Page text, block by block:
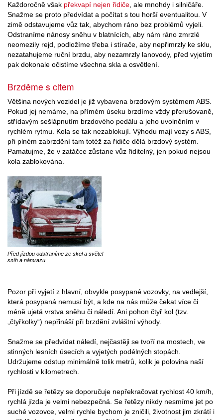
Každoročně však překvapí nejen řidiče , ale mnohdy i silničáře.
Snažme se proto předvídat a počítat s tou horší eventualitou. V
zimě odstavujeme vůz tak, abychom ráno bez problémů vyjeli.
Odstraníme nánosy sněhu v blatnících, aby nám ráno zmrzlé
neomezily rejd, podložíme třeba i stírače, aby nepřimrzly ke sklu,
nezatahujeme ruční brzdu, aby nezamrzly lanovody, před vyjetím
pak dokonale očistíme všechna skla a osvětlení.
Brzděme s citem
Většina nových vozidel je již vybavena brzdovým systémem ABS.
Pokud jej nemáme, na přímém úseku brzdíme vždy přerušovaně,
střídavým sešlápnutím brzdového pedálu a jeho uvolněním v
rychlém rytmu. Kola se tak nezablokují. Výhodu mají vozy s ABS,
při plném zabrzdění tam totéž za řidiče dělá brzdový systém.
Pamatujme, že v zatáčce zůstane vůz řiditelný, jen pokud nejsou
kola zablokována.
Před jízdou odstraníme ze skel a světel
sníh a námrazu
Pozor při vyjetí z hlavní, obvykle posypané vozovky, na vedlejší,
která posypaná nemusí být, a kde na nás může čekat více či
méně ujetá vrstva sněhu či náledí. Ani pohon čtyř kol (tzv.
„čtyřkolky“) nepřináší při brzdění zvláštní výhody.
Snažme se předvídat náledí, nejčastěji se tvoří na mostech, ve
stinných lesních úsecích a vyjetých podélných stopách.
Udržujeme odstup minimálně tolik metrů, kolik je polovina naší
rychlosti v kilometrech.
Při jízdě se řetězy se doporučuje nepřekračovat rychlost 40 km/h,
rychlá jízda je velmi nebezpečná. Se řetězy nikdy nesmíme jet po
suché vozovce, velmi rychle bychom je zničili, životnost jim zkrátí i